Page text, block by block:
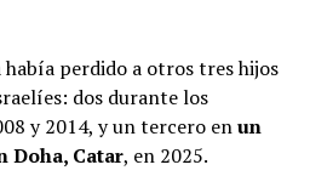
había perdido a otros tres hijos
dos durante los
y 2014, y un tercero enun
Doha, Catar, en 2025.